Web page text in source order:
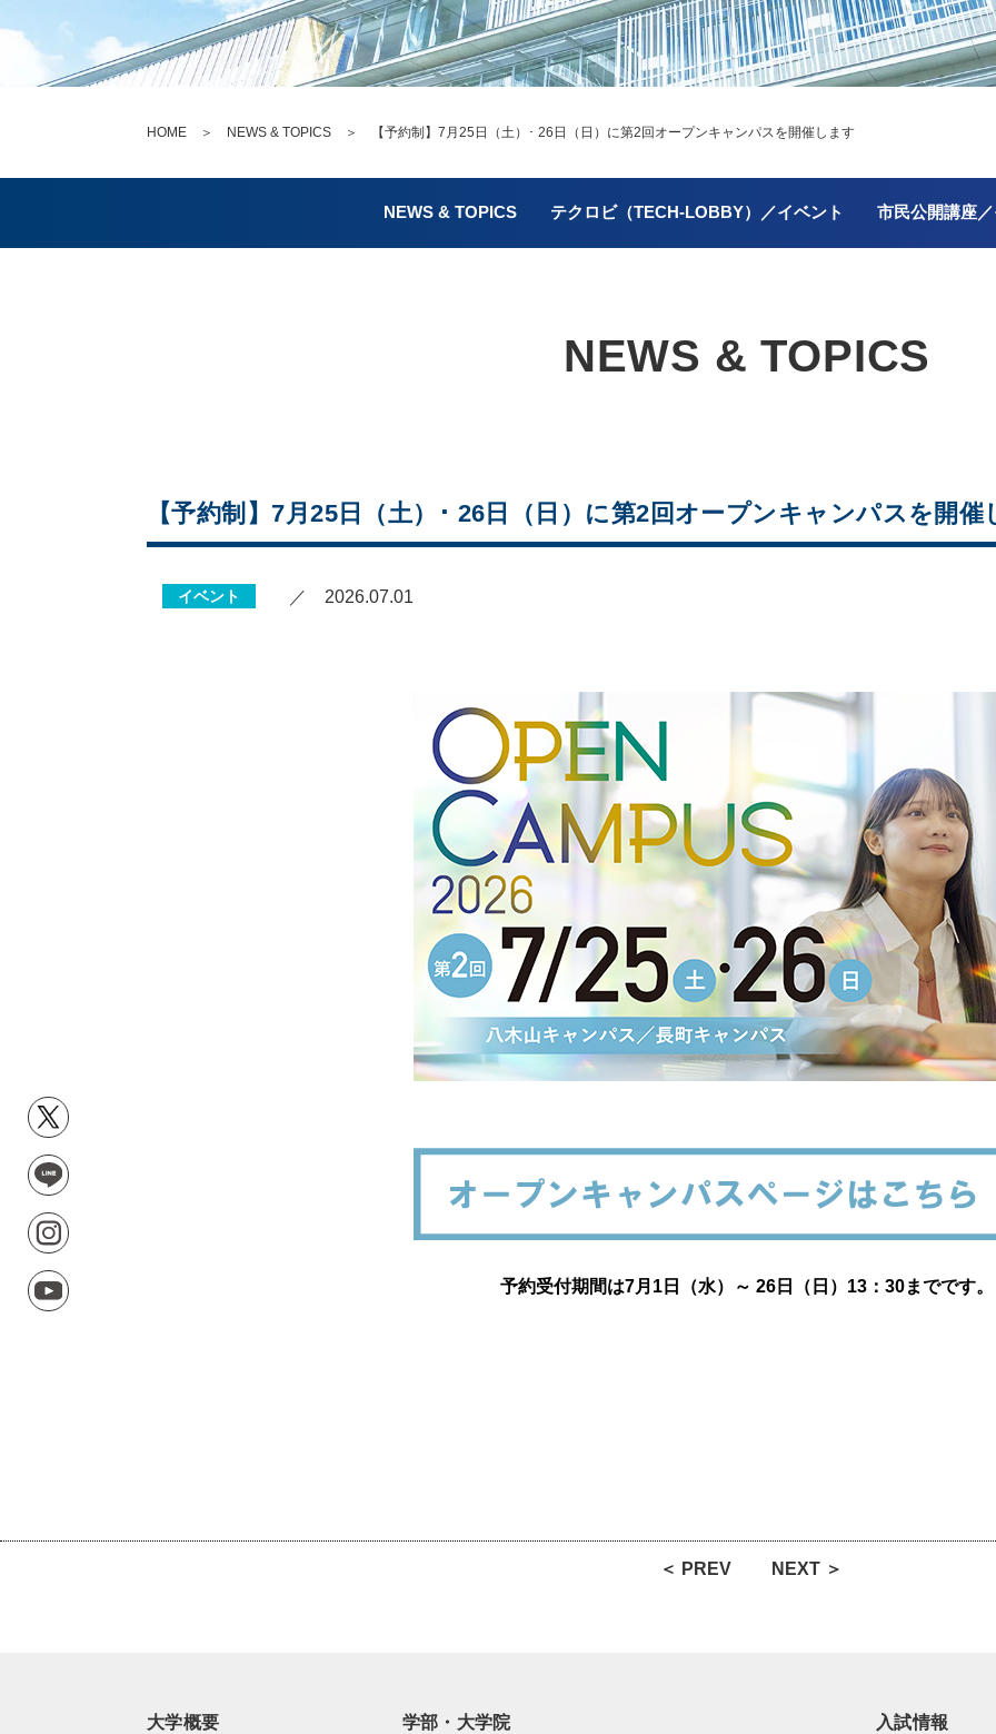
HOME ＞ NEWS & TOPICS ＞ 【予約制】7月25日（土）･ 26日（日）に第2回オープンキャンパスを開催します
NEWS & TOPICS テクロビ（TECH-LOBBY）／イベント 市民公開講座
NEWS & TOPICS
【予約制】7月25日（土）･ 26日（日）に第2回オープンキャンパスを開催
イベント ／ 2026.07.01
予約受付期間は7月1日（水）～ 26日（日）13：30までです。
＜ PREV NEXT ＞
大学概要 学部・大学院 入試情報